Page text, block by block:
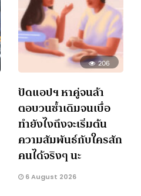
206
ปัดแอปฯ หาคู่จนล้า
ตอบวนซ้ำเดิมจนเบื่อ
ทำยังไงถึงจะเริ่มต้น
ความสัมพันธ์กับใครสัก
คนได้จริงๆ นะ
6 August 2026